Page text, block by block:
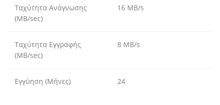
Ταχύτητα Ανάγνωσης
(MB/sec)
16 MB/s
Ταχύτητα Εγγραφής
(MB/sec)
8 MB/s
Εγγύηση (Μήνες) 24